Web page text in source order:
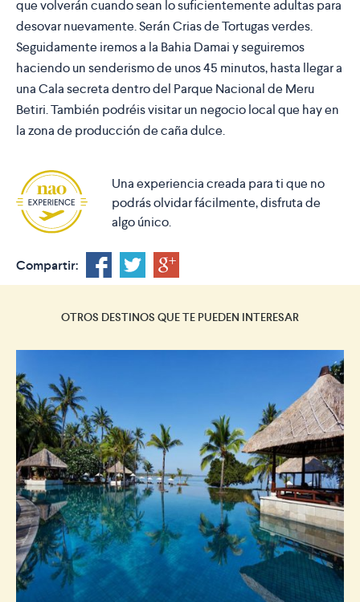
que volverán cuando sean lo suficientemente adultas para
desovar nuevamente. Serán Crias de Tortugas verdes.
Seguidamente iremos a la Bahia Damai y seguiremos
haciendo un senderismo de unos 45 minutos, hasta llegar a
una Cala secreta dentro del Parque Nacional de Meru
Betiri. También podréis visitar un negocio local que hay en
la zona de producción de caña dulce.
Una experiencia creada para ti que no
podrás olvidar fácilmente, disfruta de
algo único.
Compartir:
OTROS DESTINOS QUE TE PUEDEN INTERESAR